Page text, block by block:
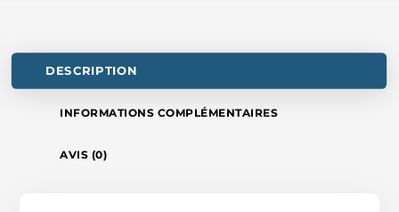
DESCRIPTION
INFORMATIONS COMPLÉMENTAIRES
AVIS (0)